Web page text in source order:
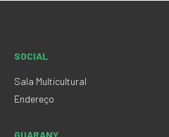
SOCIAL
Sala Multicultural
Endereço
GUARANY